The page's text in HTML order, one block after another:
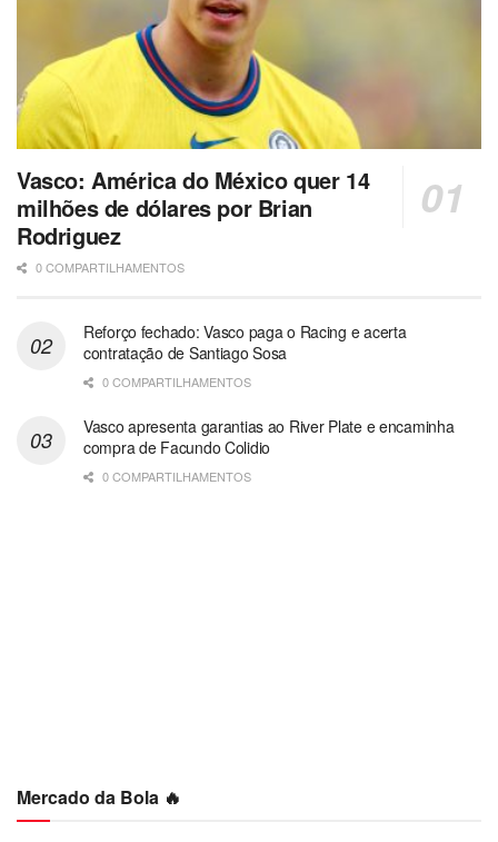
Vasco: América do México quer 14
milhões de dólares por Brian
Rodriguez
0 COMPARTILHAMENTOS
Reforço fechado: Vasco paga o Racing e acerta
contratação de Santiago Sosa
0 COMPARTILHAMENTOS
Vasco apresenta garantias ao River Plate e encaminha
compra de Facundo Colidio
0 COMPARTILHAMENTOS
Mercado da Bola 🔥